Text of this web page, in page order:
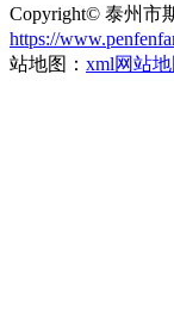
Copyright© 泰州市
https://
站地图： xml网站地